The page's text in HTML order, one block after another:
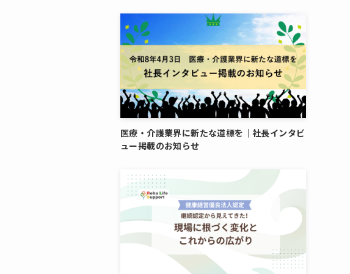
医療・介護業界に新たな道標を｜社長インタビ
ュー掲載のお知らせ